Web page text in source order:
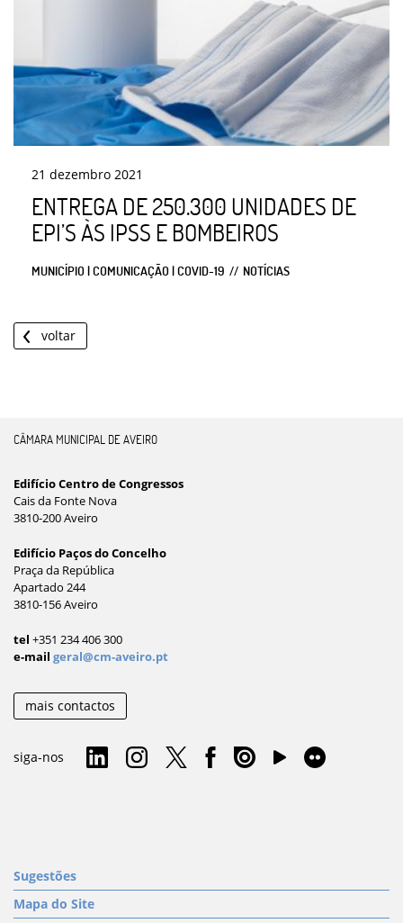
21 dezembro 2021
ENTREGA DE 250.300 UNIDADES DE
EPI’S ÀS IPSS E BOMBEIROS
MUNICÍPIO | COMUNICAÇÃO | COVID-19 NOTÍCIAS
voltar
CÂMARA MUNICIPAL DE AVEIRO
Edifício Centro de Congressos
Cais da Fonte Nova
3810-200 Aveiro
Edifício Paços do Concelho
Praça da República
Apartado 244
3810-156 Aveiro
tel +351 234 406 300
e-mail geral@cm-aveiro.pt
mais contactos
siga-nos
Sugestões
Mapa do Site